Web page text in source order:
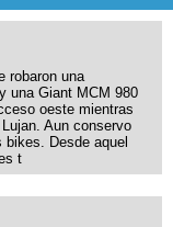
robaron una
una Giant MCM 980
oeste mientras
Aun conservo
Desde aquel
t